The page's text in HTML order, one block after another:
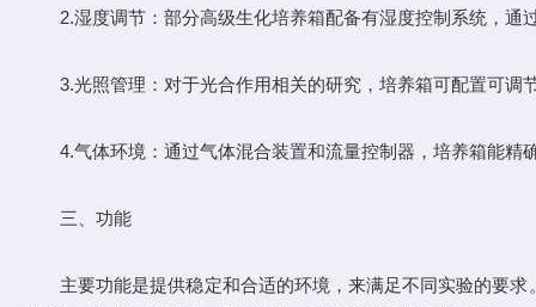
2.湿度调节：部分高级生化培养箱配备有湿度控制系统，通
3.光照管理：对于光合作用相关的研究，培养箱可配置可调
4.气体环境：通过气体混合装置和流量控制器，培养箱能精
三、功能
主要功能是提供稳定和合适的环境，来满足不同实验的要求